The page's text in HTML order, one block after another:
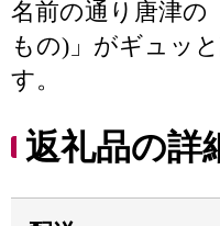
名前の通り唐津の
もの)」がギュッ
す。
返礼品の詳